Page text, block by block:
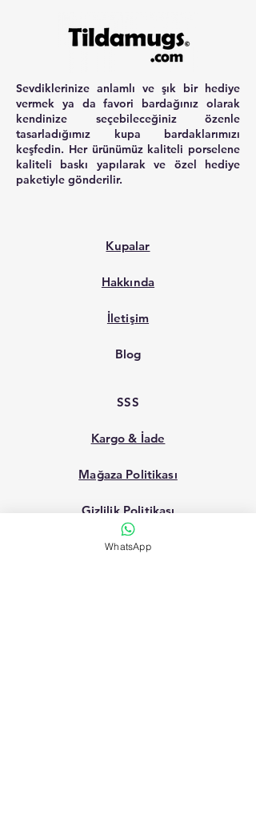
Sevdiklerinize anlamlı ve şık bir hediye
vermek ya da favori bardağınız olarak
kendinize seçebileceğiniz özenle
tasarladığımız kupa bardaklarımızı
keşfedin. Her ürünümüz kaliteli porselene
kaliteli baskı yapılarak ve özel hediye
paketiyle gönderilir.
Kupalar
Hakkında
İletişim
Blog
SSS
Kargo & İade
Mağaza Politikası
Gizlilik Politikası
Mesafeli Satış Sözleşmesi
WhatsApp